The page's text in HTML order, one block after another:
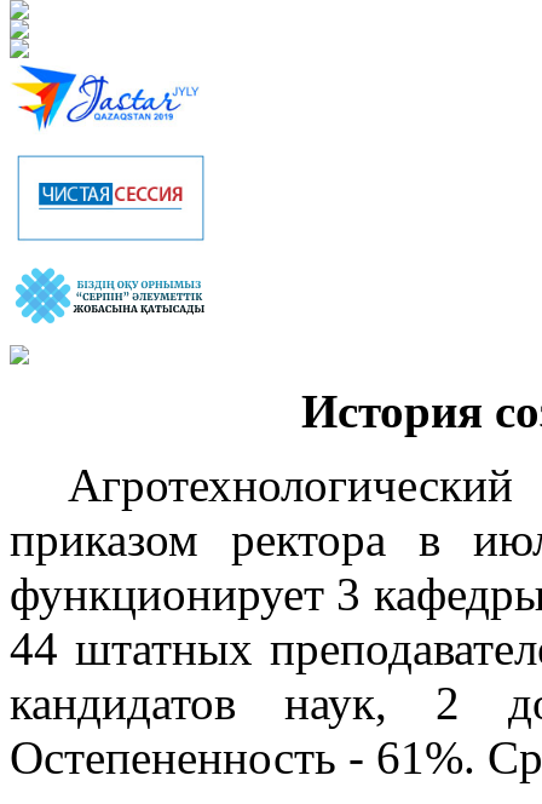
История
приказом ректора в
функционирует 3
44 штатных
кандидатов наук, 2
Остепененность - 61%.